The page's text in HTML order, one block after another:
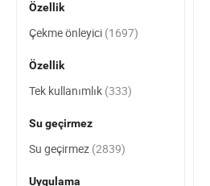
Özellik
Çekme önleyici (1697)
Özellik
Tek kullanımlık (333)
Su geçirmez
Su geçirmez (2839)
Uygulama